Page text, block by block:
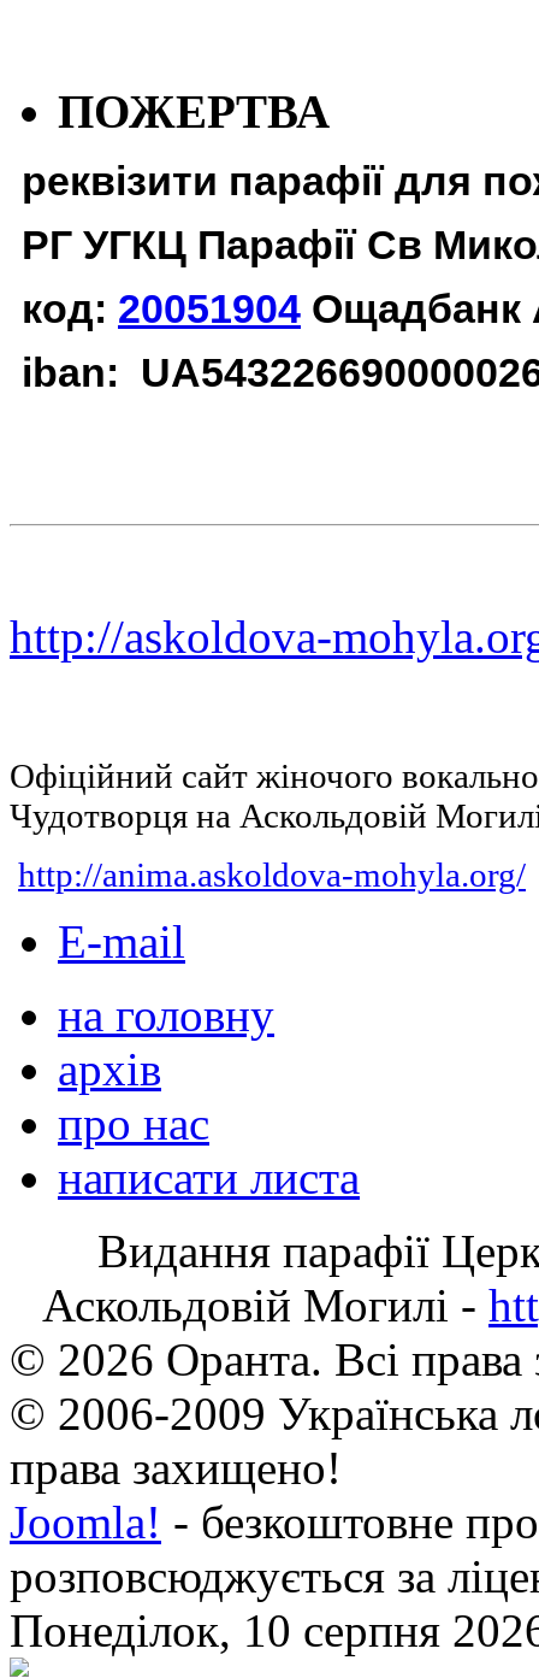
ПОЖЕРТВА
реквізити парафії для
РГ УГКЦ Парафії Св
код: 20051904 Ощадбанк
iban:
http://askoldova-
Офіційний сайт жіночого
Чудотворця на Аскольдовій
http://anima.askoldova-mohyla.org/
E-mail
на головну
архів
про нас
написати листа
Видання парафії
Аскольдовій Могилі -
© 2026 Оранта. Всі
© 2006-2009 Українська
права захищено!
Joomla! - безкоштовне
розповсюджується за
Понеділок, 10 серпня